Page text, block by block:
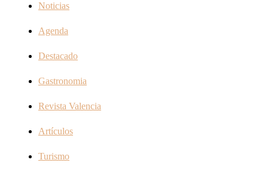
Noticias
Agenda
Destacado
Gastronomia
Revista Valencia
Artículos
Turismo